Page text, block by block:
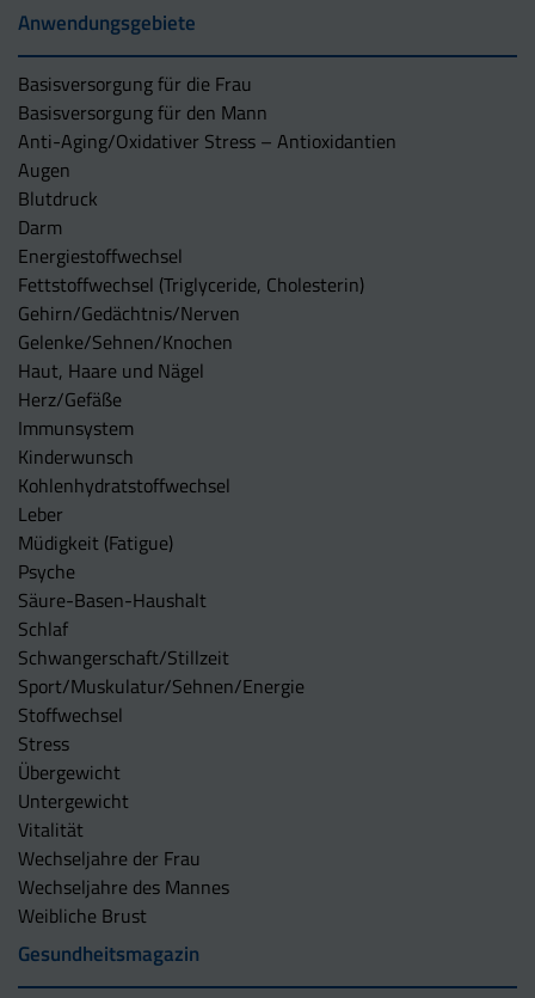
Anwendungsgebiete
Basisversorgung für die Frau
Basisversorgung für den Mann
Anti-Aging/Oxidativer Stress – Antioxidantien
Augen
Blutdruck
Darm
Energiestoffwechsel
Fettstoffwechsel (Triglyceride, Cholesterin)
Gehirn/Gedächtnis/Nerven
Gelenke/Sehnen/Knochen
Haut, Haare und Nägel
Herz/Gefäße
Immunsystem
Kinderwunsch
Kohlenhydratstoffwechsel
Leber
Müdigkeit (Fatigue)
Psyche
Säure-Basen-Haushalt
Schlaf
Schwangerschaft/Stillzeit
Sport/Muskulatur/Sehnen/Energie
Stoffwechsel
Stress
Übergewicht
Untergewicht
Vitalität
Wechseljahre der Frau
Wechseljahre des Mannes
Weibliche Brust
Gesundheitsmagazin